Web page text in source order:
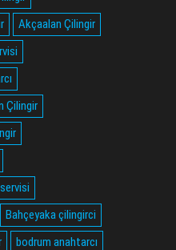
Akçaalan Çilingir
Çilingir
Bahçeyaka çilingirci
bodrum anahtarcı